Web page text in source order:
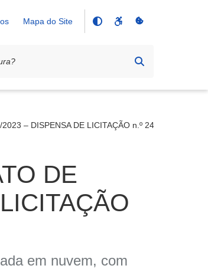
Mapa do Site
– DISPENSA DE LICITAÇÃO n.º 245/23
DE
em nuvem, com